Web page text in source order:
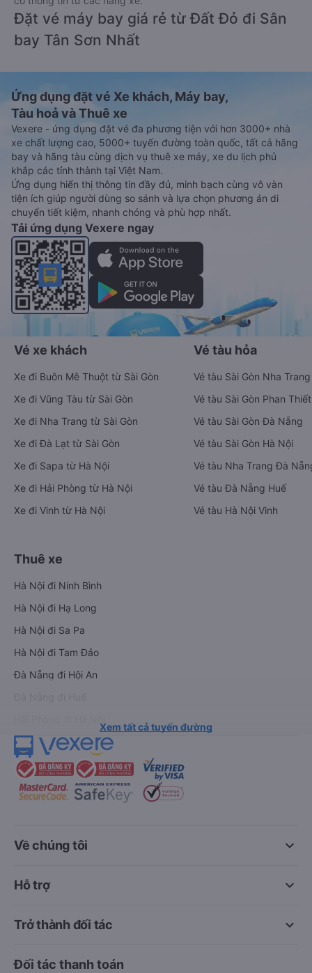
Đặt vé máy bay giá rẻ từ Đất Đỏ đi Sân
bay Tân Sơn Nhất
Ứng dụng đặt vé Xe khách, Máy bay,
Tàu hoả và Thuê xe
Vexere - ứng dụng đặt vé đa phương tiện với hơn 3000+ nhà
xe chất lượng cao, 5000+ tuyến đường toàn quốc, tất cả hãng
bay và hãng tàu cùng dịch vụ thuê xe máy, xe du lịch phủ
khắp các tỉnh thành tại Việt Nam.
Ứng dụng hiển thị thông tin đầy đủ, minh bạch cùng vô vàn
tiện ích giúp người dùng so sánh và lựa chọn phương án di
chuyển tiết kiệm, nhanh chóng và phù hợp nhất.
Tải ứng dụng Vexere ngay
Vé xe khách
Xe đi Buôn Mê Thuột từ Sài Gòn
Xe đi Vũng Tàu từ Sài Gòn
Xe đi Nha Trang từ Sài Gòn
Xe đi Đà Lạt từ Sài Gòn
Xe đi Sapa từ Hà Nội
Xe đi Hải Phòng từ Hà Nội
Xe đi Vinh từ Hà Nội
Vé tàu hỏa
Vé tàu Sài Gòn Nha Trang
Vé tàu Sài Gòn Phan Thiết
Vé tàu Sài Gòn Đà Nẵng
Vé tàu Sài Gòn Hà Nội
Vé tàu Nha Trang Đà
Vé tàu Đà Nẵng Huế
Vé tàu Hà Nội Vinh
Thuê xe
Hà Nội đi Ninh Bình
Hà Nội đi Hạ Long
Hà Nội đi Sa Pa
Hà Nội đi Tam Đảo
Đà Nẵng đi Hội An
Xem tất cả tuyến đường
keyboard_arrow_down
Về chúng tôi
keyboard_arrow_down
Hỗ trợ
keyboard_arrow_down
Trở thành đối tác
Đối tác thanh toán